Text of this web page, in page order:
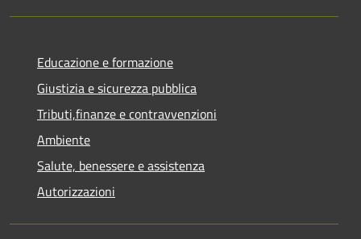
Educazione e formazione
Giustizia e sicurezza pubblica
Tributi,finanze e contravvenzioni
Ambiente
Salute, benessere e assistenza
Autorizzazioni